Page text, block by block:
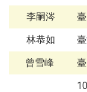
李嗣涔
林恭如
曾雪峰